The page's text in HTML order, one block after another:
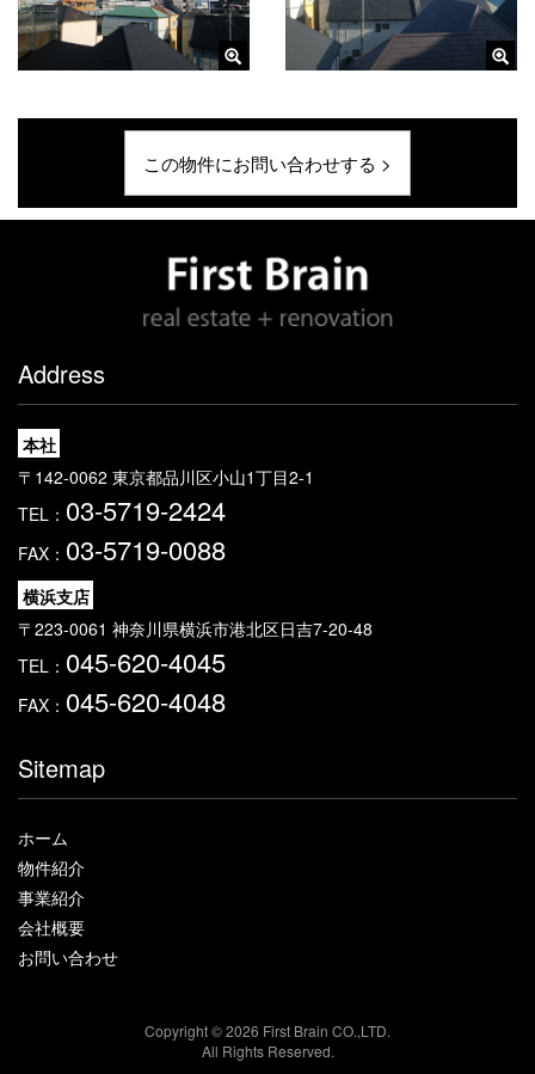
この物件にお問い合わせする >
Address
本社
〒142-0062 東京都品川区小山1丁目2-1
TEL： 03-5719-2424
FAX： 03-5719-0088
横浜支店
〒223-0061 神奈川県横浜市港北区日吉7-20-48
TEL： 045-620-4045
FAX： 045-620-4048
Sitemap
ホーム
物件紹介
事業紹介
会社概要
お問い合わせ
Copyright ©2026 First Brain CO.,LTD.
All Rights Reserved.